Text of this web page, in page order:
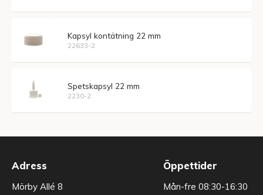
Kapsyl kontätning 22 mm
22633-2
Spetskapsyl 22 mm
2230-2
Adress
Mörby Allé 8
Öppettider
Mån-fre 08:30-16:30